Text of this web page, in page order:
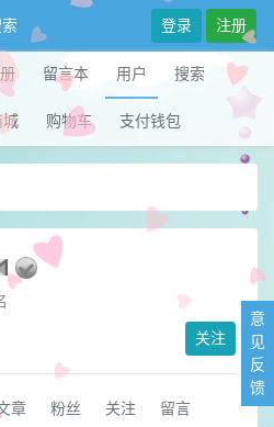
登录 注册
留言本 用户 搜索
城 购物车 支付钱包
关注
章 粉丝 关注 留言
意
见
反
馈